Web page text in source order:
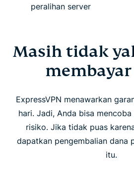
peralihan server
Masih tidak
membayar
ExpressVPN menawarkan
hari. Jadi, Anda bisa
risiko. Jika tidak puas
dapatkan pengembalian dana
itu.